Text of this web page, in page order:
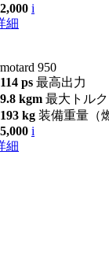
i
細
950
114 ps 最高出力
9.8 kgm 最大トルク
193 kg 装備重量（
i
細